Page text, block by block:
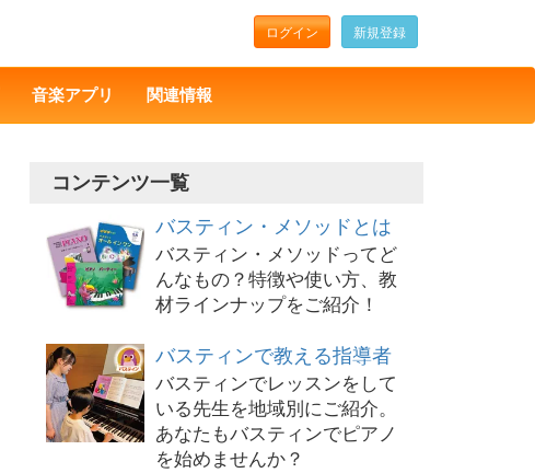
ログイン 新規登録
音楽アプリ 関連情報
コンテンツ一覧
バスティン・メソッドとは
バスティン・メソッドってど
んなもの？特徴や使い方、教
材ラインナップをご紹介！
バスティンで教える指導者
バスティンでレッスンをして
いる先生を地域別にご紹介。
あなたもバスティンでピアノ
を始めませんか？